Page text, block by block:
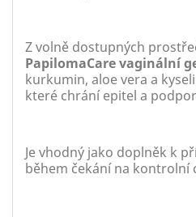
Z volně dostupných
PapilomaCare vaginální
kurkumin, aloe vera a
které chrání epitel a
Je vhodný jako doplněk k
během čekání na kontrolní